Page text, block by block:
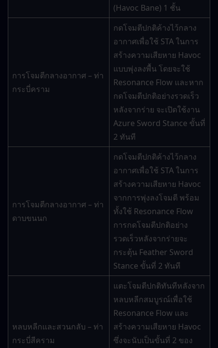
(Havoc Bane) 1 ชั้น
การโจมตีกลางอากาศ – ท่า
กระบี่คราม
กดโจมตีปกติค้างไว้กลาง
อากาศเพื่อใช้ STA ในการ
สร้างความเสียหาย Havoc
แบบพุ่งลงพื้น โดยจะใช้
Resonance Flow และหาก
กดโจมตีปกติอย่างรวดเร็ว
หลังจากร่าย จะเปิดใช้งาน
Azure Sword Stance ขั้นที่
2 ทันที
การโจมตีกลางอากาศ – ท่า
ดาบขนนก
กดโจมตีปกติค้างไว้กลาง
อากาศเพื่อใช้ STA ในการ
สร้างความเสียหาย Havoc
จากการพุ่งลงโจมตี พร้อม
ทั้งใช้ Resonance Flow
การกดโจมตีปกติอย่าง
รวดเร็วหลังจากร่ายจะ
กระตุ้น Feather Sword
Stance ขั้นที่ 2 ทันที
หลบหลีกและสวนกลับ – ท่า
กระบี่สีคราม
แตะโจมตีปกติทันทีหลังจาก
หลบหลีกสมบูรณ์เพื่อใช้
Resonance Flow และ
สร้างความเสียหาย Havoc
ซึ่งจะนับเป็นขั้นที่ 2 ของ